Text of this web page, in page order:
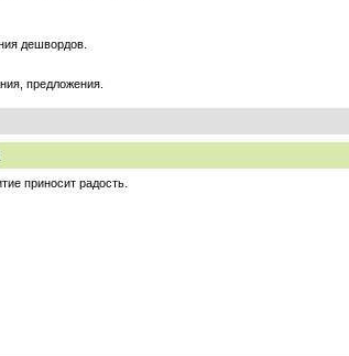
дешвордов.
предложения.
приносит радость.